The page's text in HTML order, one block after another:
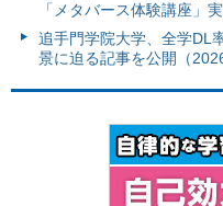
「メタバース体験講座」
追手門学院大学、全学DL
景に迫る記事を公開（